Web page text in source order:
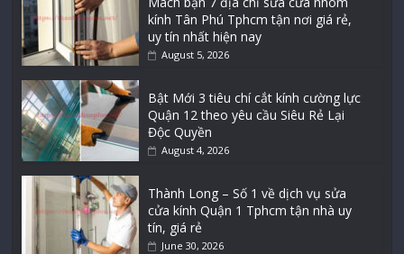
kính Tân Phú Tphcm tận nơi giá rẻ,
uy tín nhất hiện nay
August 5, 2026
Bật Mới 3 tiêu chí cắt kính cường lực
Quận 12 theo yêu cầu Siêu Rẻ Lại
Độc Quyền
August 4, 2026
Thành Long – Số 1 về dịch vụ sửa
cửa kính Quận 1 Tphcm tận nhà uy
tín, giá rẻ
June 30, 2026